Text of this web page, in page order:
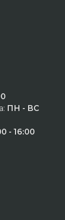
ПН - ВС
- 16:00